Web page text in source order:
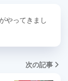
やってきまし
次の記事